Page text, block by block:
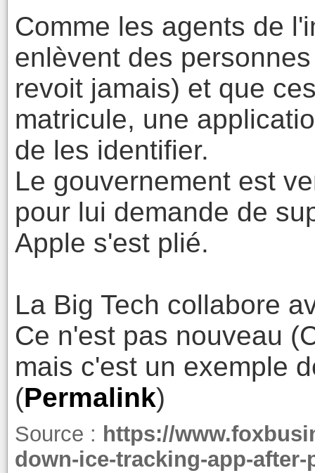
Comme les agents de
enlèvent des
revoit jamais) et que
matricule, une
de les identifier.
Le gouvernement est
pour lui demande de
Apple s'est plié.
La Big Tech collabore
Ce n'est pas nouveau
mais c'est un exemple
(Permalink)
Source : https://
down-ice-tracking-app-